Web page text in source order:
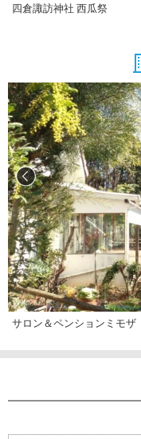
四倉諏訪神社 西瓜祭
サロン＆ペンションミモザ